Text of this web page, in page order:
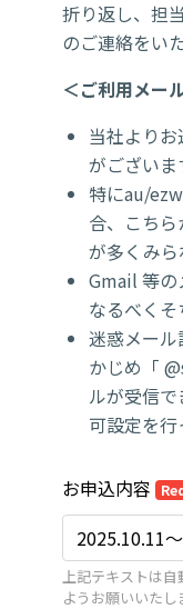
折り返し、担
のご連絡をい
＜ご利用メー
当社より
がございま
特にau/
合、こち
が多くみら
Gmail 等の
なるべくそ
迷惑メー
かじめ「
ルが受信
可設定を行
お申込内容
上記テキストは
ようお願いいたし